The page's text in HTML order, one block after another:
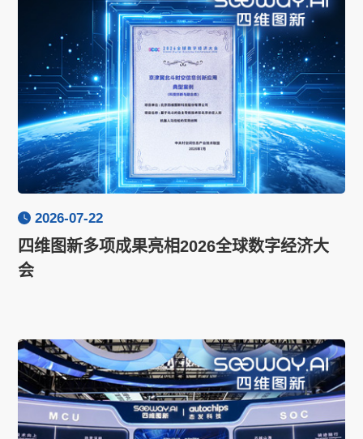
2026-07-22
四维图新多项成果亮相2026全球数字经济大
会